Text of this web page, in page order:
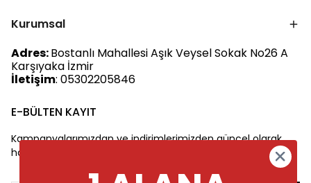
Kurumsal
Adres:Bostanlı Mahallesi Aşık Veysel Sokak No26 A
Karşıyaka İzmir
İletişim: 05302205846
E-BÜLTEN KAYIT
Kampanyalarımızdan ve indirimlerimizden güncel olarak
haberdar olun.